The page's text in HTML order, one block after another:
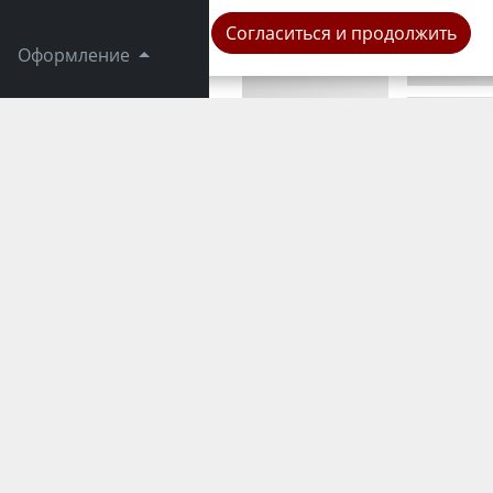
Оформление
Согласиться и продолжить